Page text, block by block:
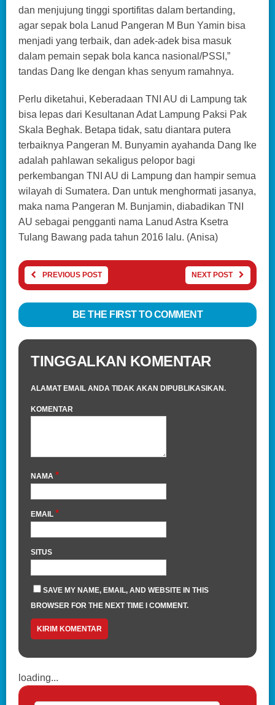
dan menjujung tinggi sportifitas dalam bertanding,
agar sepak bola Lanud Pangeran M Bun Yamin bisa
menjadi yang terbaik, dan adek-adek bisa masuk
dalam pemain sepak bola kanca nasional/PSSI,”
tandas Dang Ike dengan khas senyum ramahnya.
Perlu diketahui, Keberadaan TNI AU di Lampung tak
bisa lepas dari Kesultanan Adat Lampung Paksi Pak
Skala Beghak. Betapa tidak, satu diantara putera
terbaiknya Pangeran M. Bunyamin ayahanda Dang Ike
adalah pahlawan sekaligus pelopor bagi
perkembangan TNI AU di Lampung dan hampir semua
wilayah di Sumatera. Dan untuk menghormati jasanya,
maka nama Pangeran M. Bunjamin, diabadikan TNI
AU sebagai pengganti nama Lanud Astra Ksetra
Tulang Bawang pada tahun 2016 lalu. (Anisa)
PREVIOUS POST NEXT POST
BE THE FIRST TO COMMENT
TINGGALKAN KOMENTAR
ALAMAT EMAIL ANDA TIDAK AKAN DIPUBLIKASIKAN.
KOMENTAR
NAMA *
EMAIL *
SITUS
SAVE MY NAME, EMAIL, AND WEBSITE IN THIS
BROWSER FOR THE NEXT TIME I COMMENT.
loading...